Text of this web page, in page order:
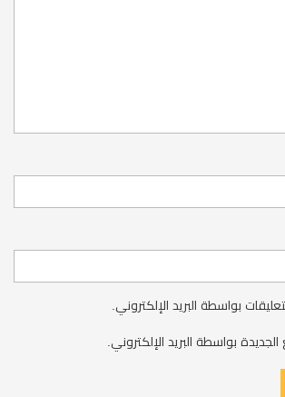
بواسطة البريد الإلكتروني.
بواسطة البريد الإلكتروني.